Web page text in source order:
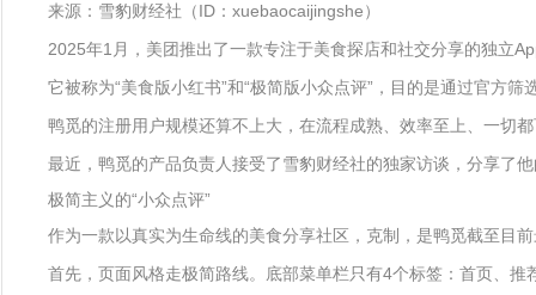
来源：雪豹财经社（ID：xuebaocaijingshe）
2025年1月，美团推出了一款专注于美食探店和社交分享的独立
它被称为“美食版小红书”和“极简版小众点评”，目的是通过官方
鸭觅的注册用户规模还算不上大，在流程成熟、效率至上、一切
最近，鸭觅的产品负责人接受了雪豹财经社的独家访谈，分享了
极简主义的“小众点评”
作为一款以真实为生命线的美食分享社区，克制，是鸭觅截至目
首先，页面风格走极简路线。底部菜单栏只有4个标签：首页、